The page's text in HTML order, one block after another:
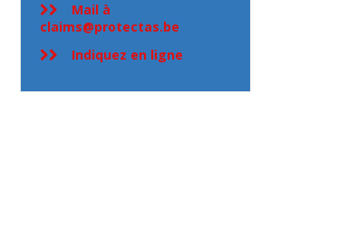
Mail à
claims@protectas.be
Indiquez en ligne